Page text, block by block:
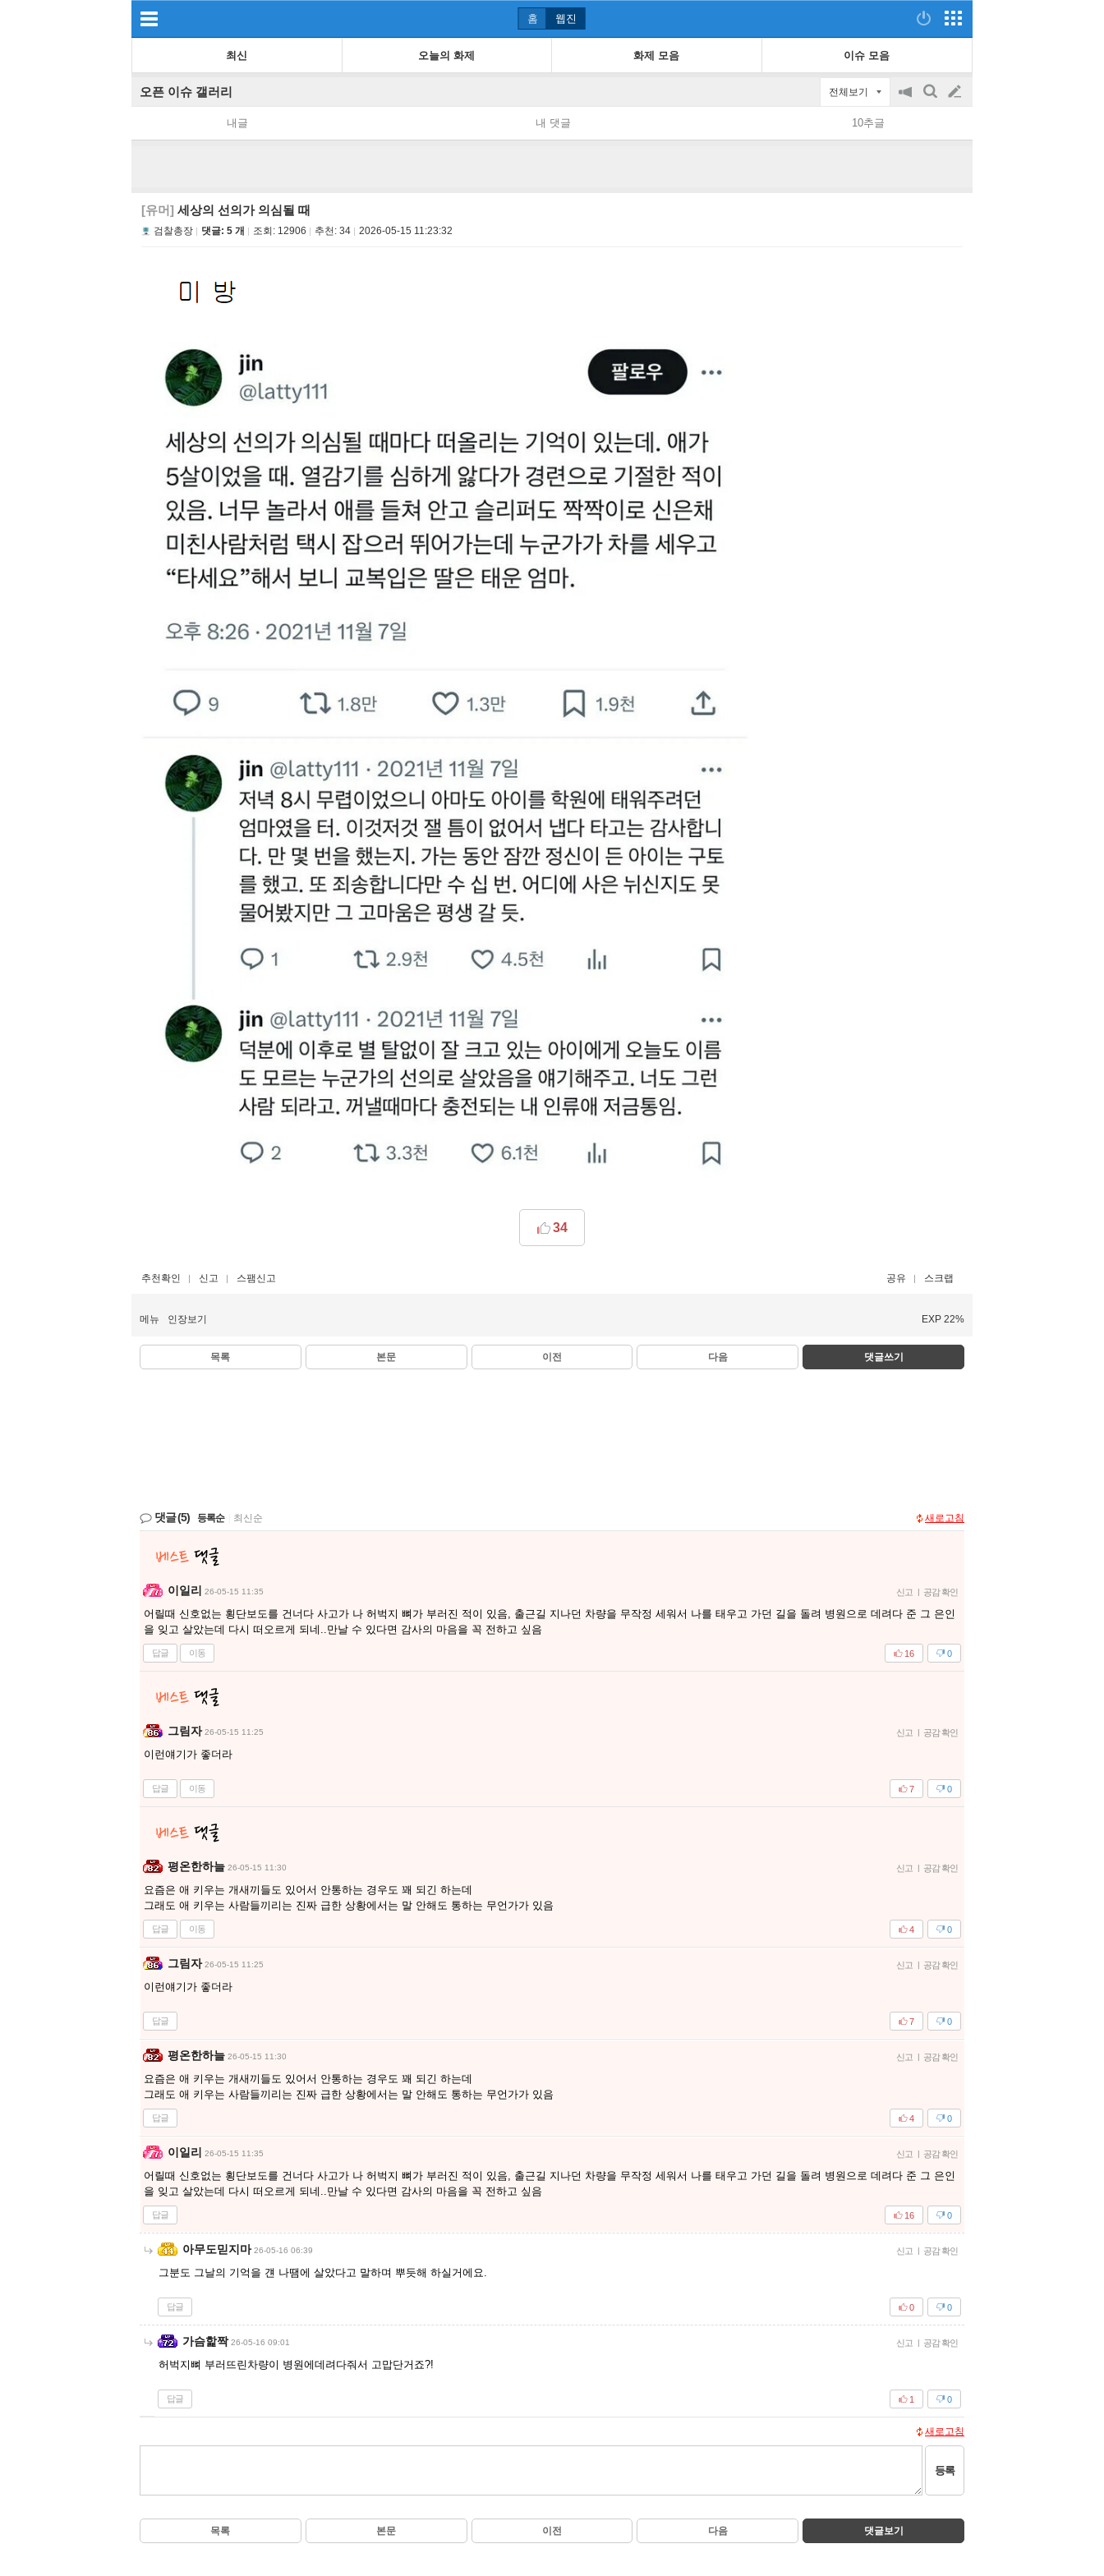
홈 웹진
최신 오늘의 화제 화제 모음 이슈 모음
오픈 이슈 갤러리 전체보기
공
on/off
검
글
쓰
내글 내 댓글 10추글
[유머] 세상의 선의가 의심될 때
검찰총장 댓글: 5 개 조회: 12906 추천: 34 2026-05-15 11:23:32
34
추천확인 신고 스팸신고 공유 스크랩
메뉴 인장보기 EXP 22%
목록 본문 이전 다음 댓글쓰기
댓글(5) 등록순 최신순 새로고침
이일리 26-05-15 11:35 신고 공감 확인
어릴때 신호없는 횡단보도를 건너다 사고가 나 허벅지 뼈가 부러진 적이 있음, 출근길 지나던 차량을 무작정 세워서 나를 태우고 가던 길을 돌려 병원으로 데려다 준 그 은인
을 잊고 살았는데 다시 떠오르게 되네..만날 수 있다면 감사의 마음을 꼭 전하고 싶음
답글 이동 0
16
그림자 26-05-15 11:25 신고 공감 확인
이런얘기가 좋더라
답글 이동 0
7
평온한하늘 26-05-15 11:30 신고 공감 확인
요즘은 애 키우는 개새끼들도 있어서 안통하는 경우도 꽤 되긴 하는데
그래도 애 키우는 사람들끼리는 진짜 급한 상황에서는 말 안해도 통하는 무언가가 있음
답글 이동 0
4
그림자 26-05-15 11:25 신고 공감 확인
이런얘기가 좋더라
답글 0
7
평온한하늘 26-05-15 11:30 신고 공감 확인
요즘은 애 키우는 개새끼들도 있어서 안통하는 경우도 꽤 되긴 하는데
그래도 애 키우는 사람들끼리는 진짜 급한 상황에서는 말 안해도 통하는 무언가가 있음
답글 0
4
이일리 26-05-15 11:35 신고 공감 확인
어릴때 신호없는 횡단보도를 건너다 사고가 나 허벅지 뼈가 부러진 적이 있음, 출근길 지나던 차량을 무작정 세워서 나를 태우고 가던 길을 돌려 병원으로 데려다 준 그 은인
을 잊고 살았는데 다시 떠오르게 되네..만날 수 있다면 감사의 마음을 꼭 전하고 싶음
답글 0
16
아무도믿지마 26-05-16 06:39 신고 공감 확인
그분도 그날의 기억을 걘 나땜에 살았다고 말하며 뿌듯해 하실거에요.
답글 0
0
가슴핥짝 26-05-16 09:01 신고 공감 확인
허벅지뼈 부러뜨린차량이 병원에데려다줘서 고맙단거죠?!
답글 0
1
새로고침
등록
목록 본문 이전 다음 댓글보기